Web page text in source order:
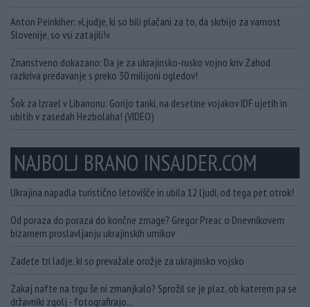
Anton Peinkiher: »Ljudje, ki so bili plačani za to, da skrbijo za varnost
Slovenije, so vsi zatajili!«
Znanstveno dokazano: Da je za ukrajinsko-rusko vojno kriv Zahod
razkriva predavanje s preko 30 milijoni ogledov!
Šok za Izrael v Libanonu: Gorijo tanki, na desetine vojakov IDF ujetih in
ubitih v zasedah Hezbolaha! (VIDEO)
NAJBOLJ BRANO INSAJDER.COM
Ukrajina napadla turistično letovišče in ubila 12 ljudi, od tega pet otrok!
Od poraza do poraza do končne zmage? Gregor Preac o Dnevnikovem
bizarnem proslavljanju ukrajinskih umikov
Zadete tri ladje, ki so prevažale orožje za ukrajinsko vojsko
Zakaj nafte na trgu še ni zmanjkalo? Sprožil se je plaz, ob katerem pa se
državniki zgolj - fotografirajo...